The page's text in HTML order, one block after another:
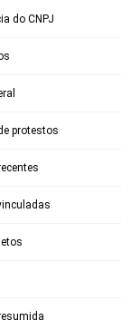
do CNPJ
protestos